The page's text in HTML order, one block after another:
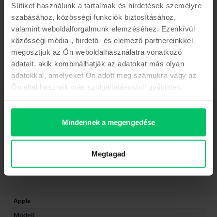
Sütiket használunk a tartalmak és hirdetések személyre
szabásához, közösségi funkciók biztosításához,
valamint weboldalforgalmunk elemzéséhez. Ezenkívül
közösségi média-, hirdető- és elemező partnereinkkel
megosztjuk az Ön weboldalhasználatra vonatkozó
adatait, akik kombinálhatják az adatokat más olyan
adatokkal, amelyeket Ön adott meg számukra vagy az
Ön által használt más szolgáltatásokból gyűjtöttek.
Mindennek a megengedése
Megtagad
0% THM, 3 részletben
103.990 Ft
Tablet Apple iPad Pro 11" 4th Gen (2022) Cellular, 2 TB, Silver, Újszerű
Termékbiztonsági információk
Adatok
Apple
Modell